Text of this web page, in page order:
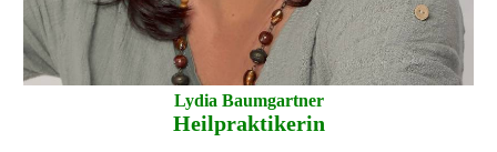
Lydia Baumgartner
Heilpraktikerin